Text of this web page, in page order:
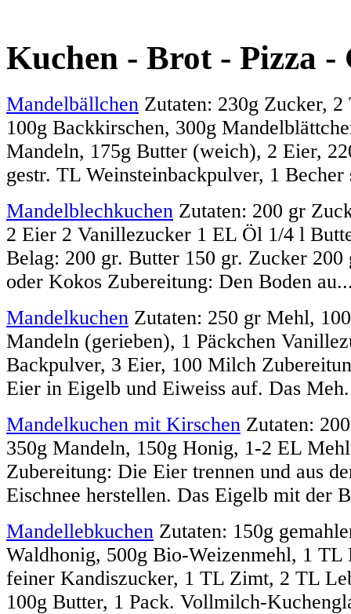
Kuchen - Brot - Pizza -
Mandelbällchen Zutaten: 230g Zucker,
100g Backkirschen, 300g
Mandeln, 175g Butter (weich), 2 Eier,
gestr. TL Weinsteinbackpulver, 1 Becher
Mandelblechkuchen Zutaten: 200 gr
2 Eier 2 Vanillezucker 1 EL Öl 1/4 l
Belag: 200 gr. Butter 150 gr. Zucker 200
oder Kokos Zubereitung: Den Boden
Mandelkuchen Zutaten: 250 gr Mehl,
Mandeln (gerieben), 1 Päckchen
Backpulver, 3 Eier, 100 Milch
Eier in Eigelb und Eiweiss auf. Das
Mandelkuchen mit Kirschen Zutaten:
350g Mandeln, 150g Honig, 1-2 EL
Zubereitung: Die Eier trennen und aus
Eischnee herstellen. Das Eigelb mit der
Mandellebkuchen Zutaten: 150g
Waldhonig, 500g Bio-Weizenmehl, 1 TL
feiner Kandiszucker, 1 TL Zimt, 2 TL
100g Butter, 1 Pack. Vollmilch-